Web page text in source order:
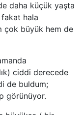
daha küçük yaşta
hala
çok büyük hem de
ciddi derecede
de buldum;
görünüyor.